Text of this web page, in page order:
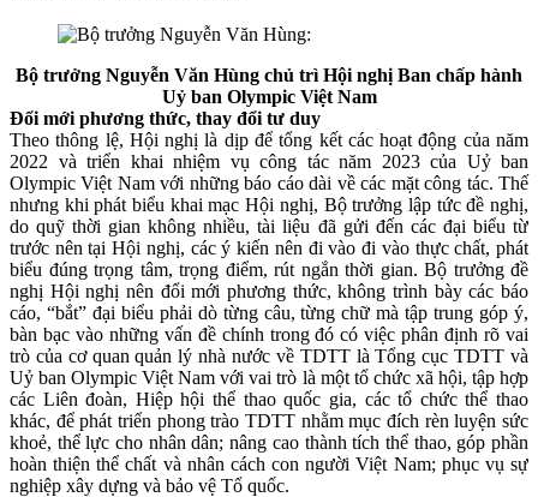
Bộ trưởng Nguyễn Văn Hùng chủ trì Hội nghị Ban chấp hành
Uỷ ban Olympic Việt Nam
Đổi mới phương thức, thay đổi tư duy
Theo thông lệ, Hội nghị là dịp để tổng kết các hoạt động của năm
2022 và triển khai nhiệm vụ công tác năm 2023 của Uỷ ban
Olympic Việt Nam với những báo cáo dài về các mặt công tác. Thế
nhưng khi phát biểu khai mạc Hội nghị, Bộ trưởng lập tức đề nghị,
do quỹ thời gian không nhiều, tài liệu đã gửi đến các đại biểu từ
trước nên tại Hội nghị, các ý kiến nên đi vào đi vào thực chất, phát
biểu đúng trọng tâm, trọng điểm, rút ngắn thời gian. Bộ trưởng đề
nghị Hội nghị nên đổi mới phương thức, không trình bày các báo
cáo, “bắt” đại biểu phải dò từng câu, từng chữ mà tập trung góp ý,
bàn bạc vào những vấn đề chính trong đó có việc phân định rõ vai
trò của cơ quan quản lý nhà nước về TDTT là Tổng cục TDTT và
Uỷ ban Olympic Việt Nam với vai trò là một tổ chức xã hội, tập hợp
các Liên đoàn, Hiệp hội thể thao quốc gia, các tổ chức thể thao
khác, để phát triển phong trào TDTT nhằm mục đích rèn luyện sức
khoẻ, thể lực cho nhân dân; nâng cao thành tích thể thao, góp phần
hoàn thiện thể chất và nhân cách con người Việt Nam; phục vụ sự
nghiệp xây dựng và bảo vệ Tổ quốc.